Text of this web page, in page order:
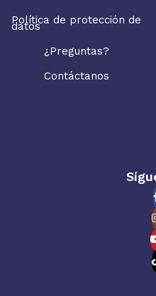
Política de protección de
datos
¿Preguntas?
Contáctanos